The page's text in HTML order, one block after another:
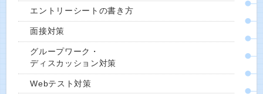
エントリーシートの書き方
面接対策
グループワーク・
ディスカッション対策
Webテスト対策